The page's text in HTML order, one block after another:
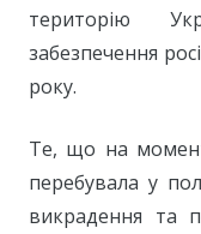
територію
забезпечення
року.
Те, що на момент
перебувала у
викрадення та